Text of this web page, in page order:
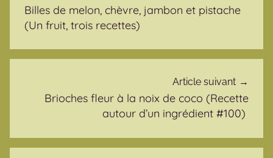
Billes de melon, chèvre, jambon et pistache
(Un fruit, trois recettes)
Article suivant
Brioches fleur à la noix de coco (Recette
autour d’un ingrédient #100)